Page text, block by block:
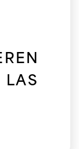
LAS